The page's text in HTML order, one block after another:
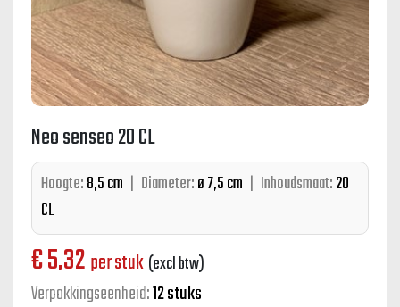
Neo senseo 20 CL
Hoogte:8,5 cm | Diameter:ø 7,5 cm | Inhoudsmaat:20
CL
€5,32 per stuk (excl btw)
Verpakkingseenheid:12 stuks